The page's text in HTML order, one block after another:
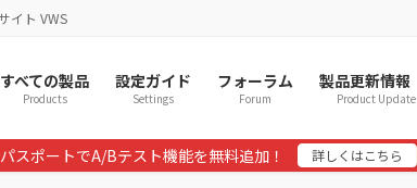
イト VWS
すべての製品
Products
設定ガイド
Settings
フォーラム
Forum
製品更新情報
Product Update
スポートでA/Bテスト機能を無料追加！ 詳しくはこちら